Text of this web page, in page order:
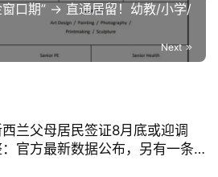
窗口期” → 直通居留！幼教/小学/
Next
兰父母居民签证8月底或迎调
官方最新数据公布，另有一条